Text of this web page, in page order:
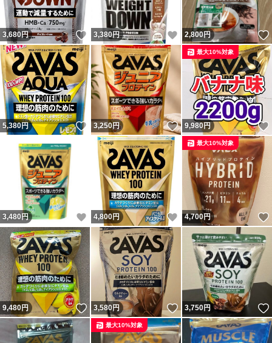
3,680円 いいね！
3,380円 いいね！
2,800円
5,380円 いいね！
3,250円 いいね！
9,980円
最大10%対象
3,480 円 いいね！
4,800円 いいね！
4,700円
最大10%対象
9,480円 いいね！
3,580円 いいね！
3,750円
最大10%対象